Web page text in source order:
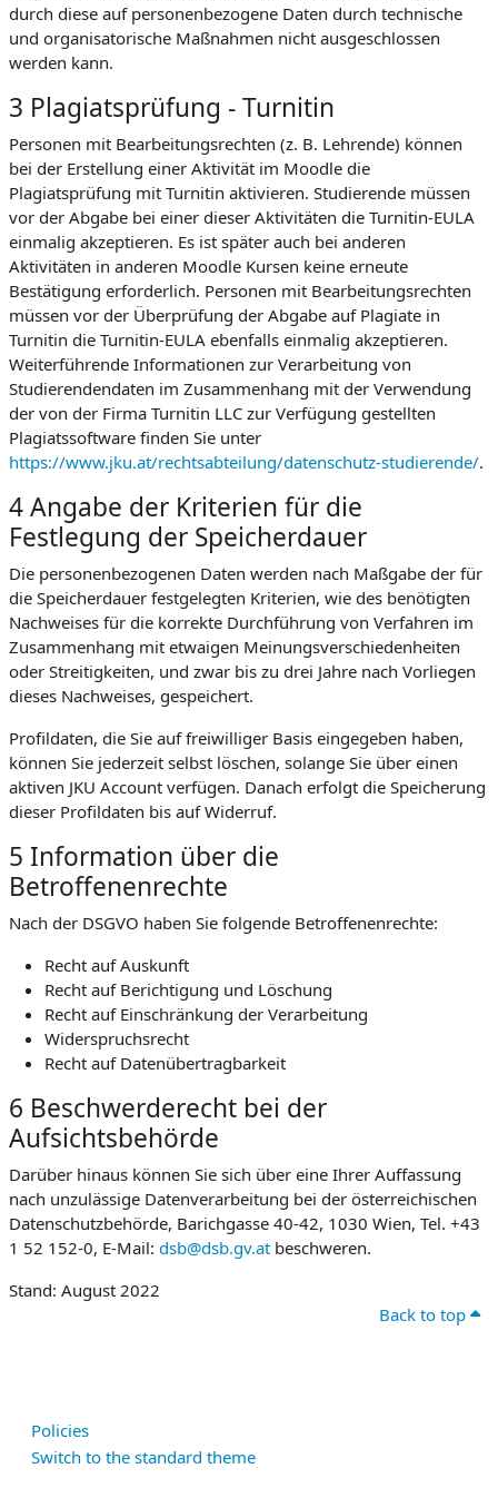
durch diese auf personenbezogene Daten durch technische
und organisatorische Maßnahmen nicht ausgeschlossen
werden kann.
3 Plagiatsprüfung - Turnitin
Personen mit Bearbeitungsrechten (z. B. Lehrende) können
bei der Erstellung einer Aktivität im Moodle die
Plagiatsprüfung mit Turnitin aktivieren. Studierende müssen
vor der Abgabe bei einer dieser Aktivitäten die Turnitin-EULA
einmalig akzeptieren. Es ist später auch bei anderen
Aktivitäten in anderen Moodle Kursen keine erneute
Bestätigung erforderlich. Personen mit Bearbeitungsrechten
müssen vor der Überprüfung der Abgabe auf Plagiate in
Turnitin die Turnitin-EULA ebenfalls einmalig akzeptieren.
Weiterführende Informationen zur Verarbeitung von
Studierendendaten im Zusammenhang mit der Verwendung
der von der Firma Turnitin LLC zur Verfügung gestellten
Plagiatssoftware finden Sie unter
https://www.jku.at/rechtsabteilung/datenschutz-studierende/.
4 Angabe der Kriterien für die
Festlegung der Speicherdauer
Die personenbezogenen Daten werden nach Maßgabe der für
die Speicherdauer festgelegten Kriterien, wie des benötigten
Nachweises für die korrekte Durchführung von Verfahren im
Zusammenhang mit etwaigen Meinungsverschiedenheiten
oder Streitigkeiten, und zwar bis zu drei Jahre nach Vorliegen
dieses Nachweises, gespeichert.
Profildaten, die Sie auf freiwilliger Basis eingegeben haben,
können Sie jederzeit selbst löschen, solange Sie über einen
aktiven JKU Account verfügen. Danach erfolgt die Speicherung
dieser Profildaten bis auf Widerruf.
5 Information über die
Betroffenenrechte
Nach der DSGVO haben Sie folgende Betroffenenrechte:
Recht auf Auskunft
Recht auf Berichtigung und Löschung
Recht auf Einschränkung der Verarbeitung
Widerspruchsrecht
Recht auf Datenübertragbarkeit
6 Beschwerderecht bei der
Aufsichtsbehörde
Darüber hinaus können Sie sich über eine Ihrer Auffassung
nach unzulässige Datenverarbeitung bei der österreichischen
Datenschutzbehörde, Barichgasse 40-42, 1030 Wien, Tel. +43
1 52 152-0, E-Mail: dsb@dsb.gv.at beschweren.
Stand: August 2022
Back to top
Policies
Switch to the standard theme